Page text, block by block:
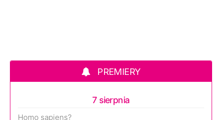
PREMIERY
7 sierpnia
Homo sapiens?